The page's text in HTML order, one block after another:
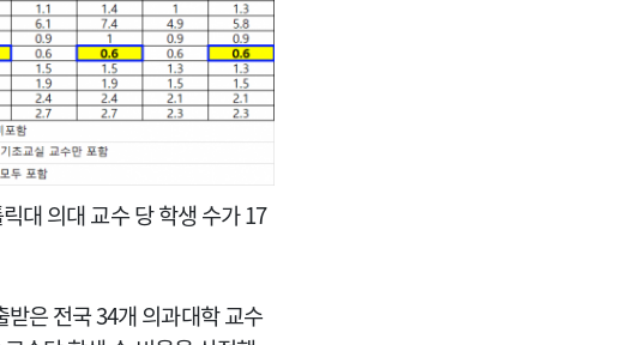
대 의대 교수 당 학생 수가 17
은 전국 34개 의과대학 교수